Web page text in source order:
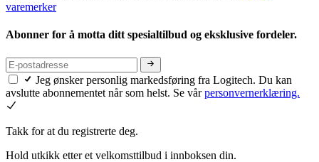
varemerker
Abonner for å motta ditt spesialtilbud og eksklusive fordeler.
Jeg ønsker personlig markedsføring fra Logitech. Du kan
avslutte abonnementet når som helst. Se vårpersonvernerklæring.
Takk for at du registrerte deg.
Hold utkikk etter et velkomsttilbud i innboksen din.